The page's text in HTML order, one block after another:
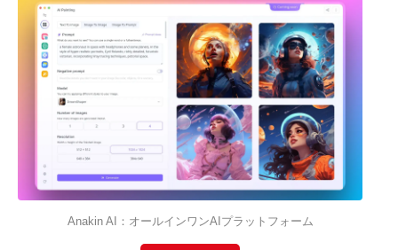
Anakin AI：オールインワンAIプラットフォーム